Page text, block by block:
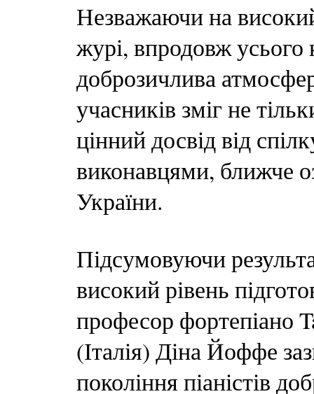
Незважаючи на
журі, впродовж усього
доброзичлива
учасників зміг не
цінний досвід від
виконавцями, ближче
України.
Підсумовуючи
високий рівень
професор фортепіано
(Італія) Діна Йоффе
покоління піаністів